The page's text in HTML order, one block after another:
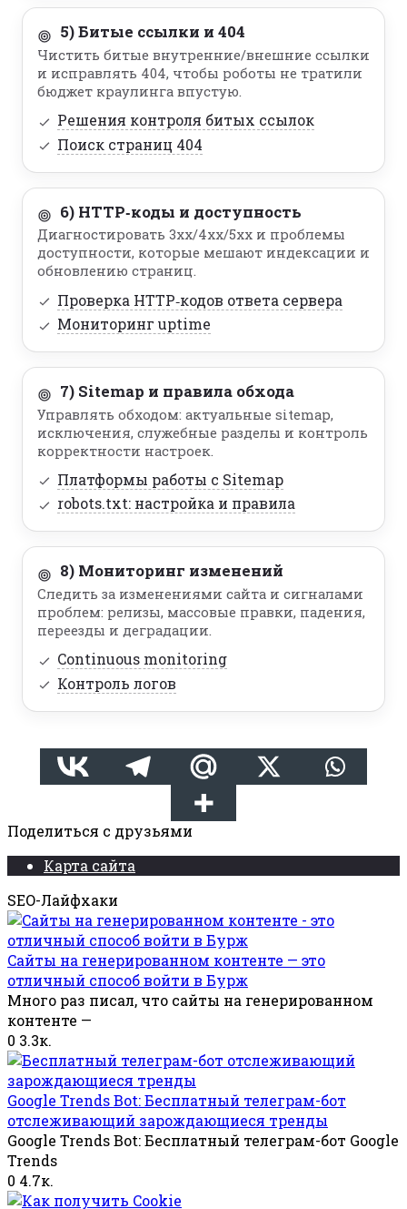
5) Битые ссылки и 404
Чистить битые внутренние/внешние ссылки
и исправлять 404, чтобы роботы не тратили
бюджет краулинга впустую.
Решения контроля битых ссылок
Поиск страниц 404
6) HTTP‑коды и доступность
Диагностировать 3xx/4xx/5xx и проблемы
доступности, которые мешают индексации и
обновлению страниц.
Проверка HTTP‑кодов ответа сервера
Мониторинг uptime
7) Sitemap и правила обхода
Управлять обходом: актуальные sitemap,
исключения, служебные разделы и контроль
корректности настроек.
Платформы работы с Sitemap
robots.txt: настройка и правила
8) Мониторинг изменений
Следить за изменениями сайта и сигналами
проблем: релизы, массовые правки, падения,
переезды и деградации.
Continuous monitoring
Контроль логов
Поделиться с друзьями
Карта сайта
SEO-Лайфхаки
Cайты на генерированном контенте — это
отличный способ войти в Бурж
Много раз писал, что сайты на генерированном
контенте —
0 3.3к.
Google Trends Bot: Бесплатный телеграм-бот
отслеживающий зарождающиеся тренды
Google Trends Bot: Бесплатный телеграм-бот Google
Trends
0 4.7к.